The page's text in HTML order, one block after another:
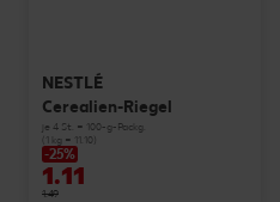
NESTLÉ
Cerealien-Riegel
je 4 St. = 100-g-Packg.
(1 kg = 11.10)
-25%
1.11
1.49